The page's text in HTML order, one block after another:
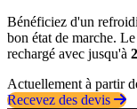
Bénéficiez d'un
bon état de marche.
rechargé avec jusqu'à
Actuellement à partir
Recevez des devis